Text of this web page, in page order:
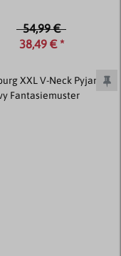
54,99 €
38,49 € *